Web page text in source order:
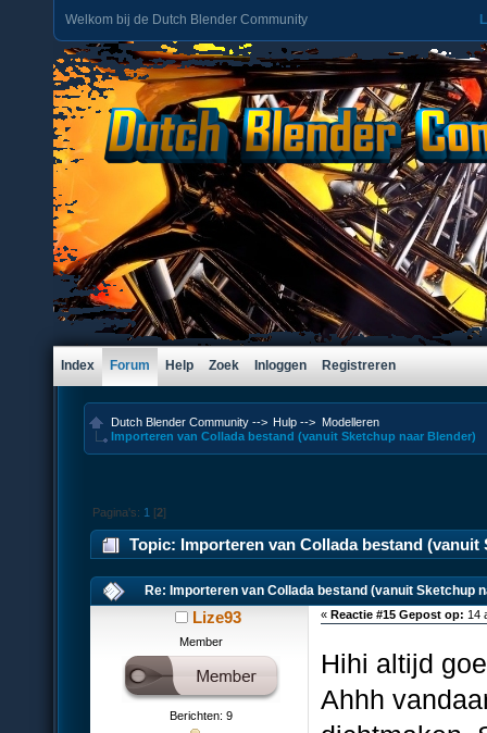
Welkom bij de Dutch Blender Community
Index Forum Help Zoek Inloggen Registreren
Dutch Blender Community --> Hulp --> Modelleren
Importeren van Collada bestand (vanuit Sketchup naar Blender)
Pagina's: 1 [2]
Topic: Importeren van Collada bestand
Re: Importeren van Collada bestand (vanuit Sketchup
Lize93
Member
Berichten: 9
«Reactie #15 Gepost op: 14
Hihi altijd
Ahhh